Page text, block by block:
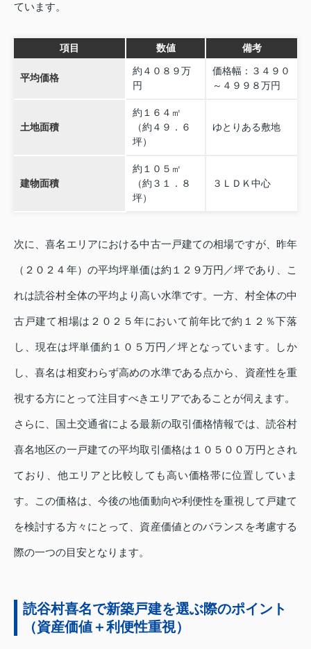
ています。
項目 数値 備考
平均価格
約４０８９万
円
価格幅：３４９０
～４９９８万円
土地面積
約１６４㎡
（約４９．６
坪）
ゆとりある敷地
建物面積
約１０５㎡
（約３１．８
坪）
３ＬＤＫ中心
次に、喜名エリアにおける中古一戸建ての相場ですが、昨年
（２０２４年）の平均坪単価は約１２９万円／坪であり、こ
れは読谷村全体の平均より高い水準です。一方、村全体の中
古戸建て相場は２０２５年において前年比で約１２％下落
し、現在は坪単価約１０５万円／坪となっています。しか
し、喜名は相変わらず高めの水準である点から、資産性を重
視する方にとって注目すべきエリアであることが伺えます。
さらに、国土交通省による最新の取引価格情報では、読谷村
喜名地区の一戸建ての平均取引価格は１０５００万円とされ
ており、他エリアと比較しても高い価格帯に位置していま
す。この価格は、今後の地価動向や利便性を重視して戸建て
を検討する方々にとって、資産価値とのバランスを考慮する
際の一つの目安となります。
読谷村喜名で新築戸建を選ぶ際のポイント
（資産価値＋利便性重視）